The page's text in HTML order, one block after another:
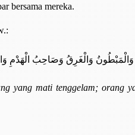
bersama mereka.
وَالْغَرِقُ وَصَاحِبُ الْهَدْمِ
yang mati tenggelam; orang